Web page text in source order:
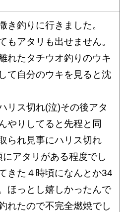
き釣りに行きました。
もアタリも出せません。
れたタチウオ釣りのウキ
て自分のウキを見ると沈
リス切れ(泣)その後アタ
やりしてると先程と同
れ見事にハリス切れ
アタリがある程度でし
きた４時頃になんとか34
ほっとし嬉しかったんで
れたので不完全燃焼でし